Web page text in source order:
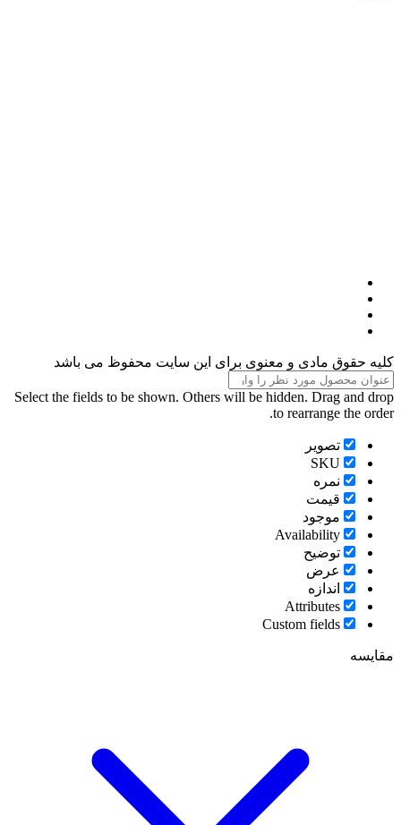
کلیه حقوق مادی و معنوی برای این سایت محفوظ می باشد
Select the fields to be shown. Others will be hidden. Drag and drop
to rearrange the order.
تصویر
SKU
نمره
قیمت
موجود
Availability
توضیح
عرض
اندازه
Attributes
Custom fields
مقایسه